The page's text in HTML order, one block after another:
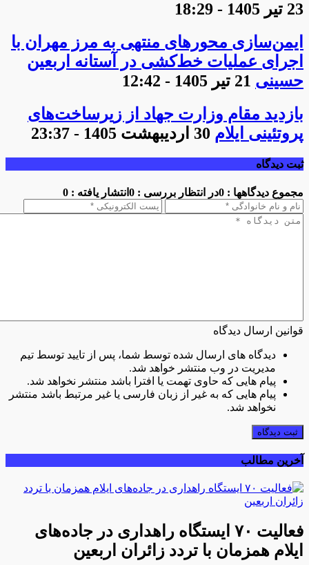
23 تیر 1405 - 18:29
ایمن‌سازی محورهای منتهی به مرز مهران با
اجرای عملیات خط‌کشی در آستانه اربعین
حسینی 21 تیر 1405 - 12:42
بازدید مقام وزارت جهاد از زیرساخت‌های
پروتئینی ایلام 30 اردیبهشت 1405 - 23:37
ثبت دیدگاه
مجموع دیدگاهها : 0 در انتظار بررسی : 0 انتشار یافته : 0
قوانین ارسال دیدگاه
دیدگاه های ارسال شده توسط شما، پس از تایید توسط تیم
مدیریت در وب منتشر خواهد شد.
پیام هایی که حاوی تهمت یا افترا باشد منتشر نخواهد شد.
پیام هایی که به غیر از زبان فارسی یا غیر مرتبط باشد منتشر
نخواهد شد.
ثبت دیدگاه
آخرین مطالب
فعالیت ۷۰ ایستگاه راهداری در جاده‌های
ایلام همزمان با تردد زائران اربعین